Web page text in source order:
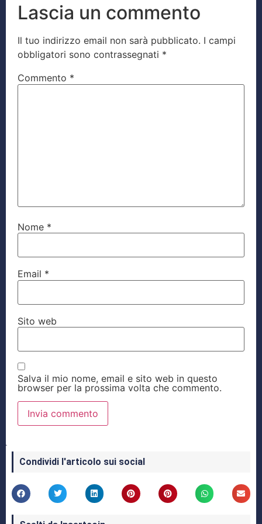
Lascia un commento
Il tuo indirizzo email non sarà pubblicato. I campi
obbligatori sono contrassegnati *
Commento *
Nome *
Email *
Sito web
Salva il mio nome, email e sito web in questo
browser per la prossima volta che commento.
Condividi l'articolo sui social